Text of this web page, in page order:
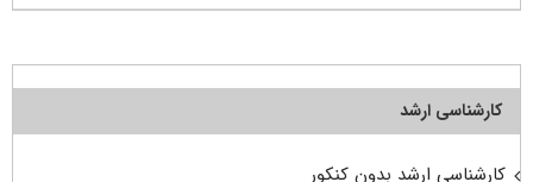
کارشناسی ارشد
کارشناسی ارشد بدون کنکور